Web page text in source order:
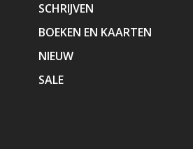
SCHRIJVEN
BOEKEN EN KAARTEN
NIEUW
SALE